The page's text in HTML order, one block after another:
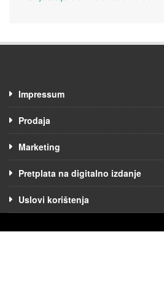
Impressum
Prodaja
Marketing
Pretplata na digitalno izdanje
Uslovi korištenja